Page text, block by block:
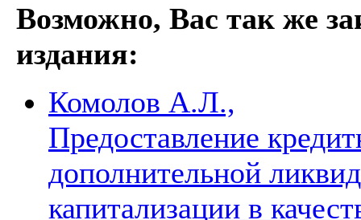
Возможно, Вас так же
издания:
Комолов А.Л.,
Предоставление
дополнительной
капитализации в